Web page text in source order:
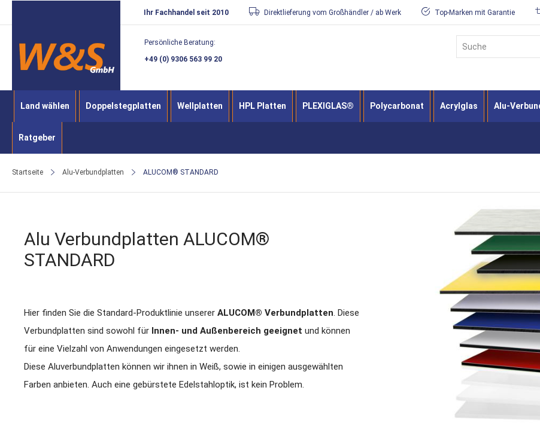
Direkt
zum
Inhalt
Ihr Fachhandel seit 2010 Direktlieferung vom Großhändler / ab Werk Top-Marken mit Garantie
Persönliche Beratung:
+49 (0) 9306 563 99 20
Suche
Land wählen Doppelstegplatten Wellplatten HPL Platten PLEXIGLAS® Polycarbonat Acrylglas Alu-
Ratgeber
Startseite Alu-Verbundplatten ALUCOM® STANDARD
Alu Verbundplatten ALUCOM®
STANDARD
Hier finden Sie die Standard-Produktlinie unserer ALUCOM® Verbundplatten . Diese
Verbundplatten sind sowohl für Innen- und Außenbereich geeignet und können
für eine Vielzahl von Anwendungen eingesetzt werden.
Diese Aluverbundplatten können wir ihnen in Weiß, sowie in einigen ausgewählten
Farben anbieten. Auch eine gebürstete Edelstahloptik, ist kein Problem.